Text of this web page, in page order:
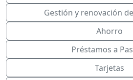
Gestión y renovación
Ahorro
Préstamos a
Tarjetas